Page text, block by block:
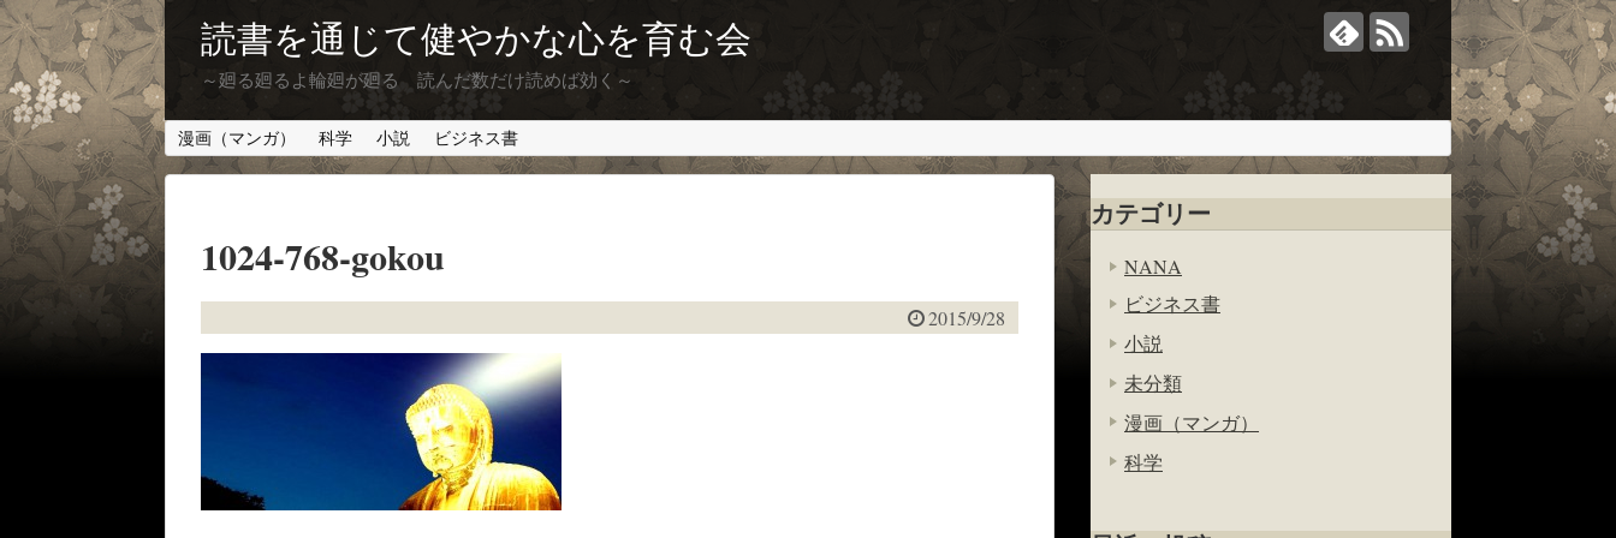
読書を通じて健やかな心を育む会
～廻る廻るよ輪廻が廻る 読んだ数だけ読めば効く～
漫画（マンガ） 科学 小説 ビジネス書
1024-768-gokou
2015/9/28
カテゴリー
NANA
ビジネス書
小説
未分類
漫画（マンガ）
科学